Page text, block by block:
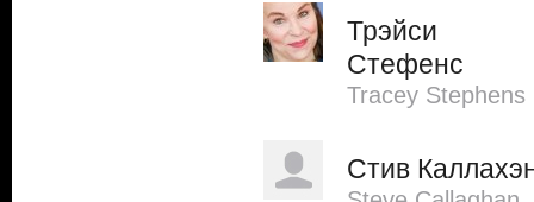
Трэйси
Стефенс
Tracey Stephens
Стив